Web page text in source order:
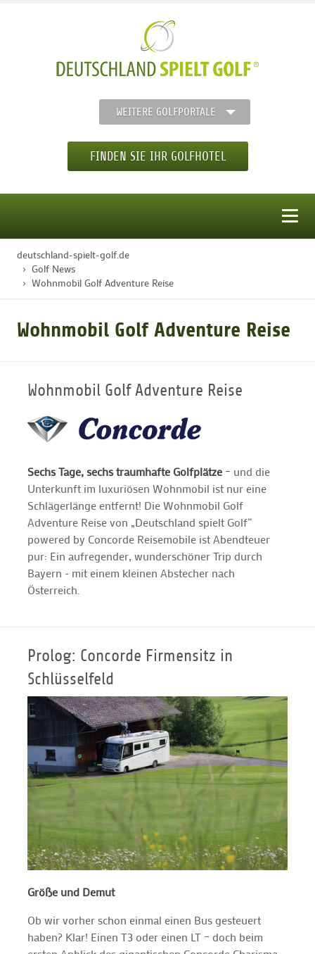
WEITERE GOLFPORTALE
FINDEN SIE IHR GOLFHOTEL
STARTSEITE
GOLF CARD
GOLF & WOMO
MALLORCA GOLFWOCHE
GOLF NEWS
deutschland-spielt-golf.de
Golf News
Wohnmobil Golf Adventure Reise
Wohnmobil Golf Adventure Reise
Wohnmobil Golf Adventure Reise
Sechs Tage, sechs traumhafte Golfplätze – und die
Unterkunft im luxuriösen Wohnmobil ist nur eine
Schlägerlänge entfernt! Die Wohnmobil Golf
Adventure Reise von „Deutschland spielt Golf“
powered by Concorde Reisemobile ist Abendteuer
pur: Ein aufregender, wunderschöner Trip durch
Bayern - mit einem kleinen Abstecher nach
Österreich.
Prolog: Concorde Firmensitz in
Schlüsselfeld
Größe und Demut
Ob wir vorher schon einmal einen Bus gesteuert
haben? Klar! Einen T3 oder einen LT – doch beim